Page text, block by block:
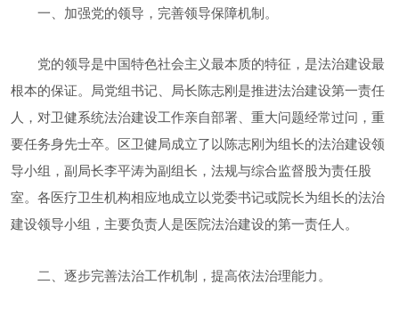
一、加强党的领导，完善领导保障机制。
党的领导是中国特色社会主义最本质的特征，是法治建设最
根本的保证。局党组书记、局长陈志刚是推进法治建设第一责任
人，对卫健系统法治建设工作亲自部署、重大问题经常过问，重
要任务身先士卒。区卫健局成立了以陈志刚为组长的法治建设领
导小组，副局长李平涛为副组长，法规与综合监督股为责任股
室。各医疗卫生机构相应地成立以党委书记或院长为组长的法治
建设领导小组，主要负责人是医院法治建设的第一责任人。
二、逐步完善法治工作机制，提高依法治理能力。